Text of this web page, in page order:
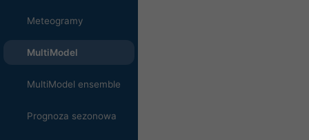
Meteogramy
MultiModel
MultiModel ensemble
Prognoza sezonowa